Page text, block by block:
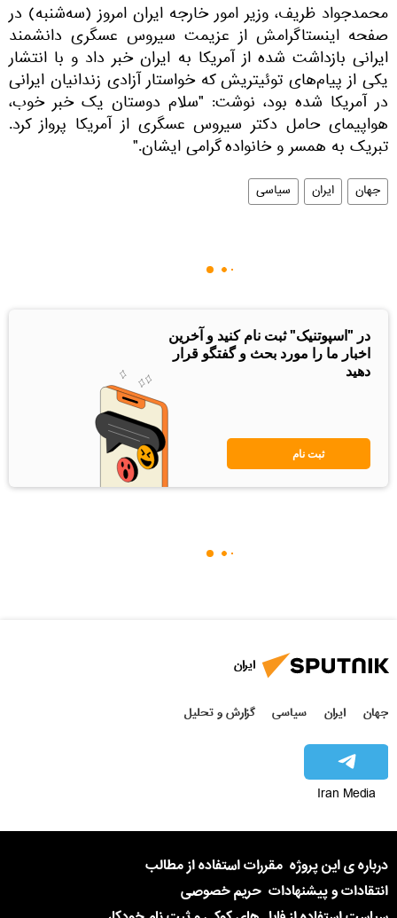
محمدجواد ظریف، وزیر امور خارجه ایران امروز (سه‌شنبه) در
صفحه اینستاگرامش از عزیمت سیروس عسگری دانشمند
ایرانی بازداشت شده از آمریکا به ایران خبر داد و با انتشار
یکی از پیام‌های توئیتریش که خواستار آزادی زندانیان ایرانی
در آمریکا شده بود، نوشت: "سلام دوستان یک خبر خوب،
هواپیمای حامل دکتر سیروس عسگری از آمریکا پرواز کرد.
تبریک به همسر و خانواده گرامی ایشان."
جهان ایران سیاسی
در "اسپوتنیک" ثبت نام کنید و آخرین
اخبار ما را مورد بحث و گفتگو قرار
دهید
ثبت نام
ایران
جهان ایران سیاسی گزارش و تحلیل
Iran Media
درباره ی این پروژه مقررات استفاده از مطالب
انتقادات و پیشنهادات حریم خصوصی